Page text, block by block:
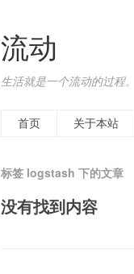
流动
生活就是一个流动的过程。
首页 关于本站
标签 logstash 下的文章
没有找到内容